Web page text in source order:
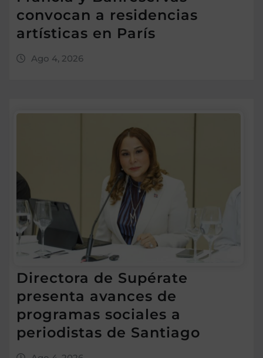
convocan a residencias
artísticas en París
Ago 4, 2026
Directora de Supérate
presenta avances de
programas sociales a
periodistas de Santiago